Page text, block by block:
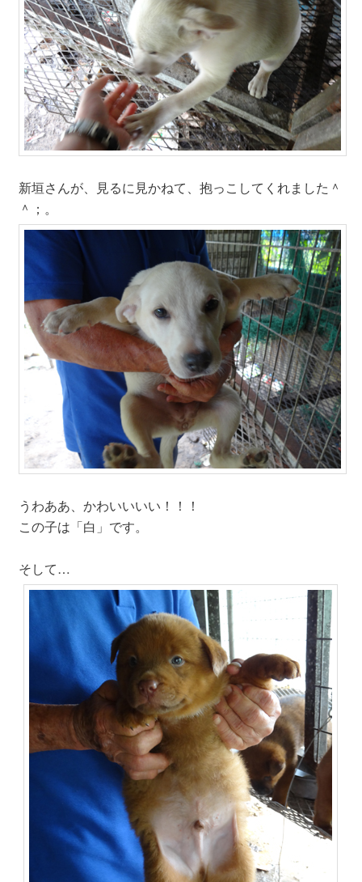
新垣さんが、見るに見かねて、抱っこしてくれました＾
＾；。
うわああ、かわいいいい！！！
この子は「白」です。
そして…